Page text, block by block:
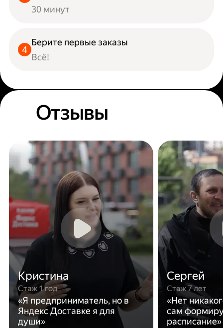
30 минут
Берите первые заказы
Всё!
Отзывы
Кристина
Стаж 1 год
«Я предприниматель, но в
Яндекс Доставке я для
души»
Сергей
Стаж 7 лет
«Нет
сам
расписание»